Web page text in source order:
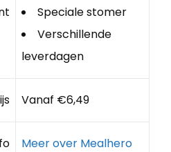
Speciale stomer
Verschillende
leverdagen
Vanaf €6,49
Meer over Mealhero